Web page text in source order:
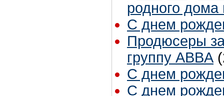
родного дома
С днем
Продюсеры
группу ABBA
С днем
С днем